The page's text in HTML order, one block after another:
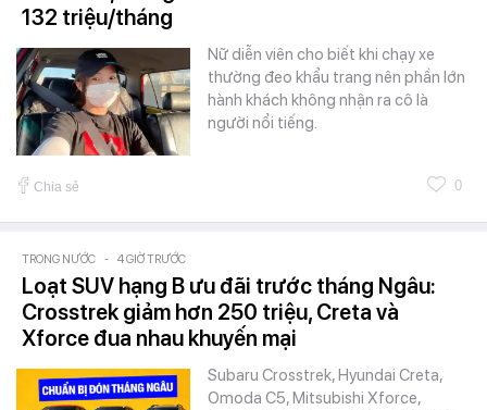
132 triệu/tháng
Nữ diễn viên cho biết khi chạy xe
thường đeo khẩu trang nên phần lớn
hành khách không nhận ra cô là
người nổi tiếng.
Chia sẻ 0
TRONG NƯỚC - 4 GIỜ TRƯỚC
Loạt SUV hạng B ưu đãi trước tháng Ngâu:
Crosstrek giảm hơn 250 triệu, Creta và
Xforce đua nhau khuyến mại
Subaru Crosstrek, Hyundai Creta,
Omoda C5, Mitsubishi Xforce,